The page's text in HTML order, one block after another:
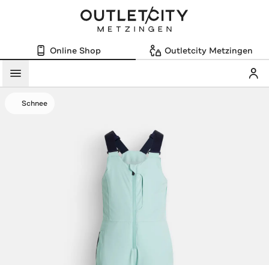
Online Shop Outletcity Metzingen
Menü
Schnee